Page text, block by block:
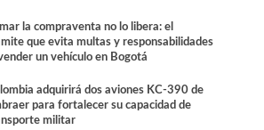
la compraventa no lo libera: el
que evita multas y responsabilidades
un vehículo en Bogotá
adquirirá dos aviones KC-390 de
para fortalecer su capacidad de
militar